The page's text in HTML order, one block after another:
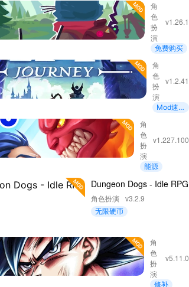
Botworld
Adventure
角
色
扮
演
v1.26.1
免费购买
剑与远
征：启程
角
色
扮
演
v1.2.41
Mod速
勇士争霸：
赤胆联盟
角
色
扮
演
v1.227.100
能源
Dungeon Dogs - Idle RPG
角色扮演 v3.2.9
无限硬币
DRAGON
BALL
LEGENDS
角
色
扮
演
v5.11.0
修补